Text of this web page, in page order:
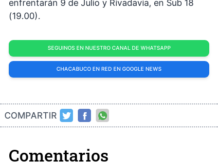
enfrentarán 9 de Julio y Rivadavia, en Sub 18
(19.00).
SEGUINOS EN NUESTRO CANAL DE WHATSAPP
CHACABUCO EN RED EN GOOGLE NEWS
COMPARTIR
Comentarios